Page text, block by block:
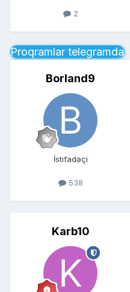
2
Proqramlar telegramda
Borland9
İstifadəçi
538
Karb10